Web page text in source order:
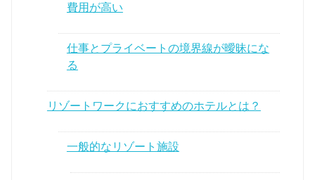
費用が高い
仕事とプライベートの境界線が曖昧にな
る
リゾートワークにおすすめのホテルとは？
一般的なリゾート施設